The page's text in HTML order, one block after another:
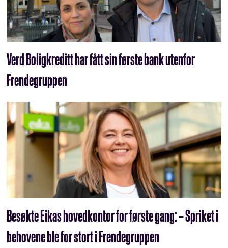
Verd Boligkreditt har fått sin første bank utenfor
Frendegruppen
Besøkte Eikas hovedkontor for første gang: – Spriket i
behovene ble for stort i Frendegruppen